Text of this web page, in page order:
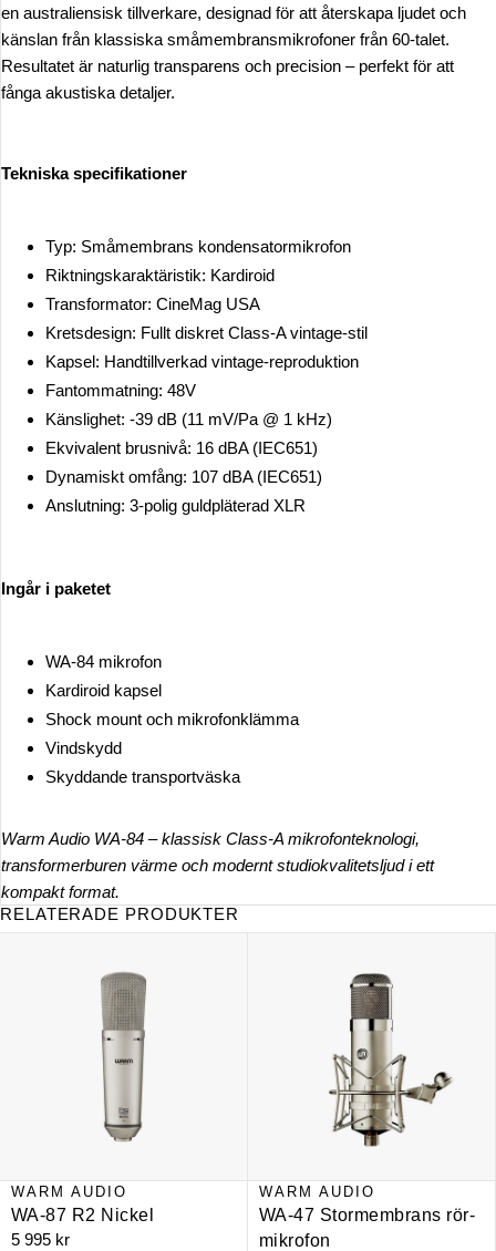
en australiensisk tillverkare, designad för att återskapa ljudet och
känslan från klassiska småmembransmikrofoner från 60-talet.
Resultatet är naturlig transparens och precision – perfekt för att
fånga akustiska detaljer.
Tekniska specifikationer
Typ: Småmembrans kondensatormikrofon
Riktningskaraktäristik: Kardiroid
Transformator: CineMag USA
Kretsdesign: Fullt diskret Class-A vintage-stil
Kapsel: Handtillverkad vintage-reproduktion
Fantommatning: 48V
Känslighet: -39 dB (11 mV/Pa @ 1 kHz)
Ekvivalent brusnivå: 16 dBA (IEC651)
Dynamiskt omfång: 107 dBA (IEC651)
Anslutning: 3-polig guldpläterad XLR
Ingår i paketet
WA-84 mikrofon
Kardiroid kapsel
Shock mount och mikrofonklämma
Vindskydd
Skyddande transportväska
Warm Audio WA-84 – klassisk Class-A mikrofonteknologi,
transformerburen värme och modernt studiokvalitetsljud i ett
kompakt format.
RELATERADE PRODUKTER
WARM AUDIO
WA-87 R2 Nickel
5 995 kr
WARM AUDIO
WA-47 Stormembrans rör-
mikrofon